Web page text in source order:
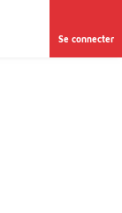
Se connecter